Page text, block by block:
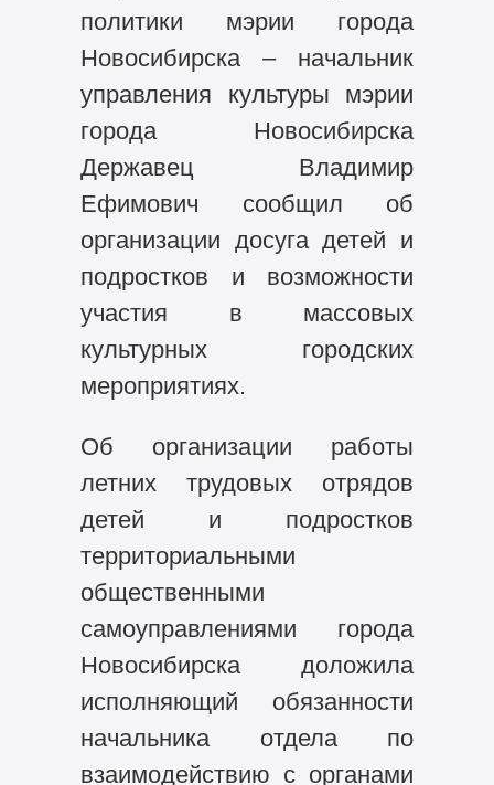
политики мэрии города
Новосибирска – начальник
управления культуры мэрии
города Новосибирска
Державец Владимир
Ефимович сообщил об
организации досуга детей и
подростков и возможности
участия в массовых
культурных городских
мероприятиях.
Об организации работы
летних трудовых отрядов
детей и подростков
территориальными
общественными
самоуправлениями города
Новосибирска доложила
исполняющий обязанности
начальника отдела по
взаимодействию с органами